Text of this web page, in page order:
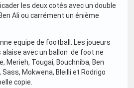
les deux cotés avec un double
Ali ou carrément un énième
equipe de football. Les joueurs
avec un ballon de foot ne
Merieh, Tougai, Bouchniba, Ben
Mokwena, Bleilli et Rodrigo
copie.